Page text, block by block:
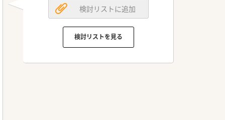
検討リストに追加
検討リストを見る